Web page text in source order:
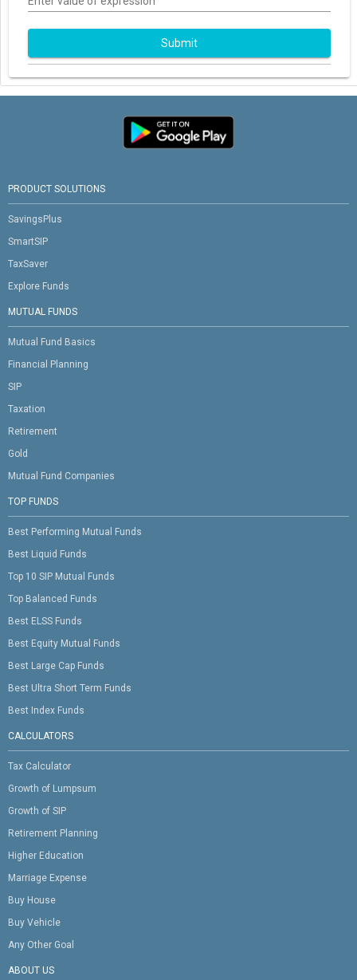
Submit
PRODUCT SOLUTIONS
SavingsPlus
SmartSIP
TaxSaver
Explore Funds
MUTUAL FUNDS
Mutual Fund Basics
Financial Planning
SIP
Taxation
Retirement
Gold
Mutual Fund Companies
TOP FUNDS
Best Performing Mutual Funds
Best Liquid Funds
Top 10 SIP Mutual Funds
Top Balanced Funds
Best ELSS Funds
Best Equity Mutual Funds
Best Large Cap Funds
Best Ultra Short Term Funds
Best Index Funds
CALCULATORS
Tax Calculator
Growth of Lumpsum
Growth of SIP
Retirement Planning
Higher Education
Marriage Expense
Buy House
Buy Vehicle
Any Other Goal
ABOUT US